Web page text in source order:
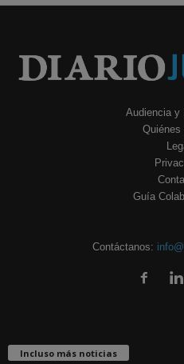
Audiencia y
Quiénes
Guía
Contáctanos:
Incluso más noticias